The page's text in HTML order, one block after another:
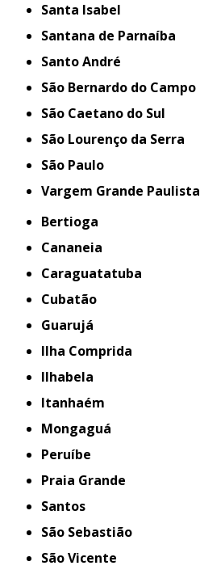
Santa Isabel
Santana de Parnaíba
Santo André
São Bernardo do Campo
São Caetano do Sul
São Lourenço da Serra
São Paulo
Vargem Grande Paulista
Bertioga
Cananeia
Caraguatatuba
Cubatão
Guarujá
Ilha Comprida
Ilhabela
Itanhaém
Mongaguá
Peruíbe
Praia Grande
Santos
São Sebastião
São Vicente